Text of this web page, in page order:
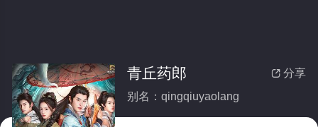
 分享
青丘药郎
别名：qingqiuyaolang